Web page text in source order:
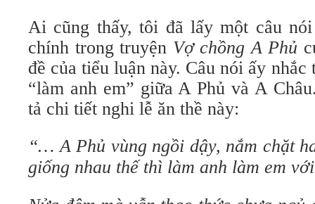
Ai cũng thấy, tôi đã lấy một câu
chính trong truyện Vợ chồng A Phủ
đề của tiểu luận này. Câu nói ấy
“làm anh em” giữa A Phủ và A
tả chi tiết nghi lễ ăn thề này:
“… A Phủ vùng ngồi dậy, nắm chặt
giống nhau thế thì làm anh làm em